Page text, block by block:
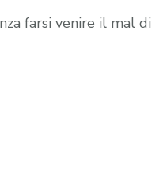
farsi venire il mal di